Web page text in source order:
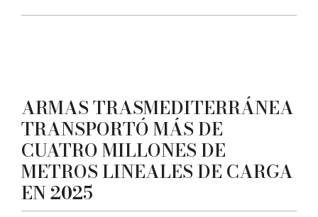
ARMAS TRASMEDITERRÁNEA
TRANSPORTÓ MÁS DE
CUATRO MILLONES DE
METROS LINEALES DE CARGA
EN 2025